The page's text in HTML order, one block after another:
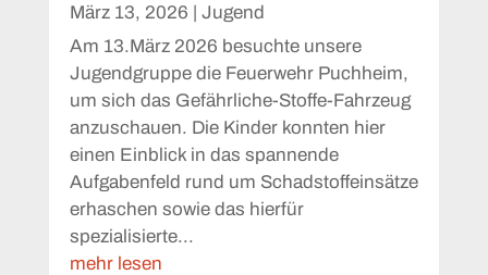
März 13, 2026 | Jugend
Am 13.März 2026 besuchte unsere
Jugendgruppe die Feuerwehr Puchheim,
um sich das Gefährliche-Stoffe-Fahrzeug
anzuschauen. Die Kinder konnten hier
einen Einblick in das spannende
Aufgabenfeld rund um Schadstoffeinsätze
erhaschen sowie das hierfür
spezialisierte...
mehr lesen